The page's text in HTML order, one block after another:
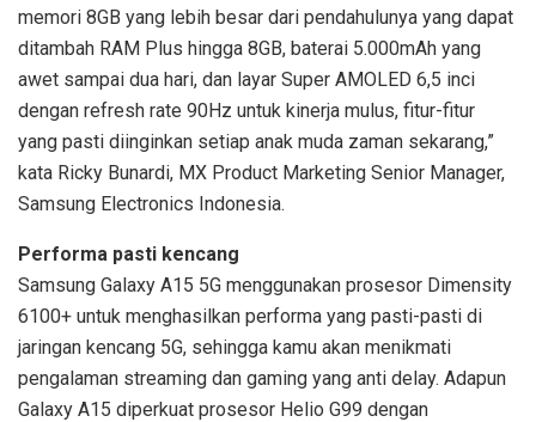
memori 8GB yang lebih besar dari pendahulunya yang dapat
ditambah RAM Plus hingga 8GB, baterai 5.000mAh yang
awet sampai dua hari, dan layar Super AMOLED 6,5 inci
dengan refresh rate 90Hz untuk kinerja mulus, fitur-fitur
yang pasti diinginkan setiap anak muda zaman sekarang,”
kata Ricky Bunardi, MX Product Marketing Senior Manager,
Samsung Electronics Indonesia.
Performa pasti kencang
Samsung Galaxy A15 5G menggunakan prosesor Dimensity
6100+ untuk menghasilkan performa yang pasti-pasti di
jaringan kencang 5G, sehingga kamu akan menikmati
pengalaman streaming dan gaming yang anti delay. Adapun
Galaxy A15 diperkuat prosesor Helio G99 dengan